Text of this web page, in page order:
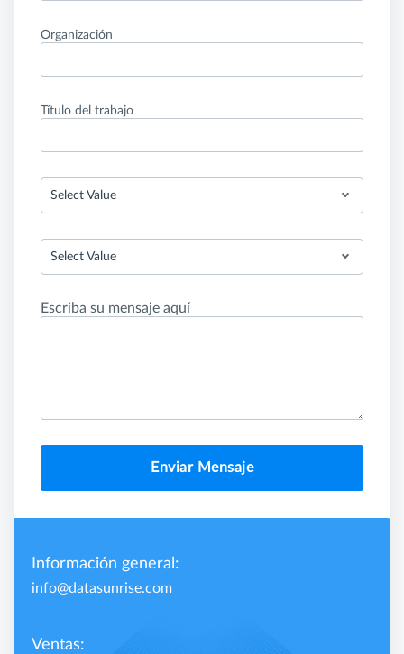
Organización
Título del trabajo
Select Value
Select Value
Escriba su mensaje aquí
Enviar Mensaje
Información general:
info@datasunrise.com
Ventas: